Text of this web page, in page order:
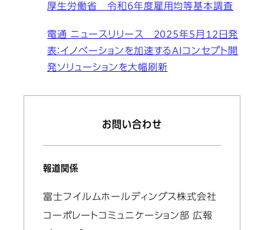
厚生労働省 令和6年度雇用均等基本調査
電通 ニュースリリース 2025年5月12日発
表：イノベーションを加速するAIコンセプト開
発ソリューションを大幅刷新
お問い合わせ
報道関係
富士フイルムホールディングス株式会社
コーポレートコミュニケーション部 広報